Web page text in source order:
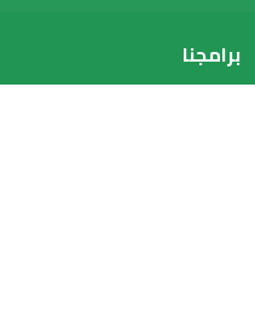
برامجنا